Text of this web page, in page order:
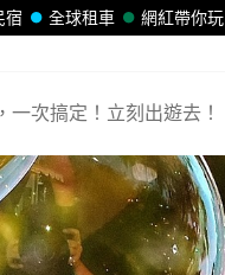
網紅帶你玩
全球租車
宿
次搞定！立刻出遊去！